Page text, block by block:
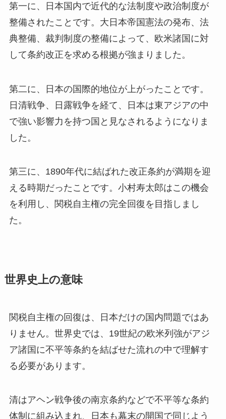
第一に、日本国内で近代的な法制度や政治制度が
整備されたことです。大日本帝国憲法の発布、法
典整備、裁判制度の整備によって、欧米諸国に対
して条約改正を求める根拠が強まりました。
第二に、日本の国際的地位が上がったことです。
日清戦争、日露戦争を経て、日本は東アジアの中
で強い影響力を持つ国と見なされるようになりま
した。
第三に、1890年代に結ばれた改正条約が満期を迎
える時期だったことです。小村寿太郎はこの機会
を利用し、関税自主権の完全回復を目指しまし
た。
世界史上の意味
関税自主権の回復は、日本だけの国内問題ではあ
りません。世界史では、19世紀の欧米列強がアジ
ア諸国に不平等条約を結ばせた流れの中で理解す
る必要があります。
清はアヘン戦争後の南京条約などで不平等な条約
体制に組み込まれ、日本も幕末の開国で同じよう